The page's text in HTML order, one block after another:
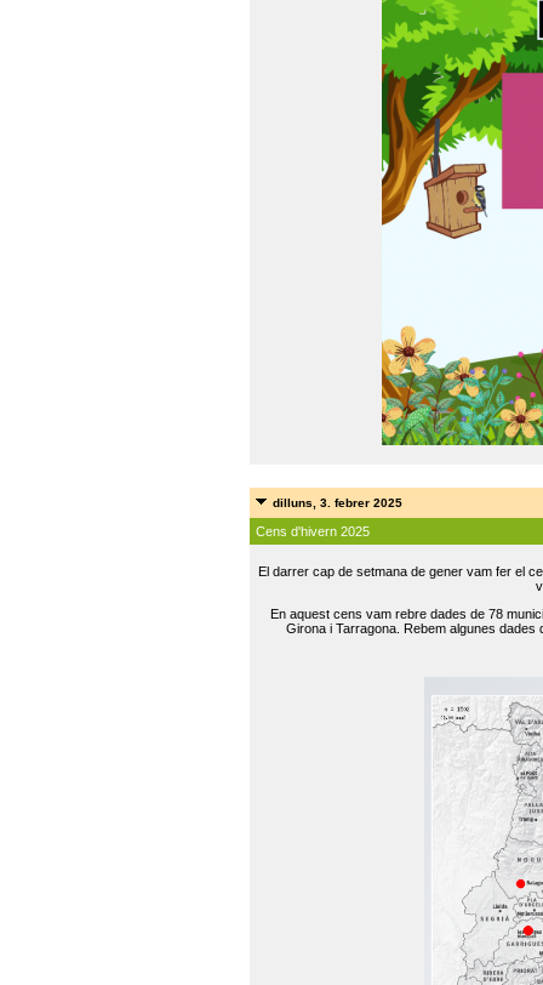
dilluns, 3. febrer 2025
Cens d'hivern 2025
El darrer cap de setmana de gener vam fer el
En aquest cens vam rebre dades de 78
Girona i Tarragona. Rebem algunes